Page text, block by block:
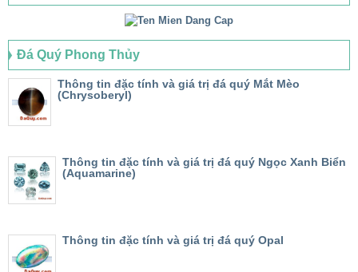
Đá Quý Phong Thủy
Thông tin đặc tính và giá trị đá quý Mắt Mèo
(Chrysoberyl)
Thông tin đặc tính và giá trị đá quý Ngọc Xanh Biển
(Aquamarine)
Thông tin đặc tính và giá trị đá quý Opal